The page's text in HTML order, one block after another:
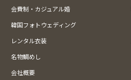
会費制・カジュアル婚
韓国フォトウェディング
レンタル衣装
名物鯛めし
会社概要